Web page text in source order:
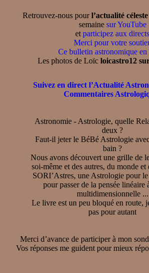
Retrouvez-nous pourl’actualité
semaine sur YouTube
et participez aux directs
Merci pour votre
Ce bulletin astronomique
Les photos de Loïc loicastro12
Suivez en direct l’Actualité
Commentaires
Astronomie - Astrologie, quelle
deux ?
Faut-il jeter le BéBé Astrologie
bain ?
Nous avons découvert une grille de
soi-même et des autres, du monde et
SORI’Astres, une Astrologie pour
pour passer de la pensée linéaire
multidimensionnelle ...
Le livre est un peu bloqué en route,
pas pour autant
Merci d’avance de participer à mon
Vos réponses me guident pour mieux